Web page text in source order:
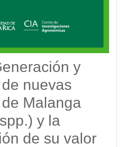
y
nuevas
Malanga
y la
de su valor